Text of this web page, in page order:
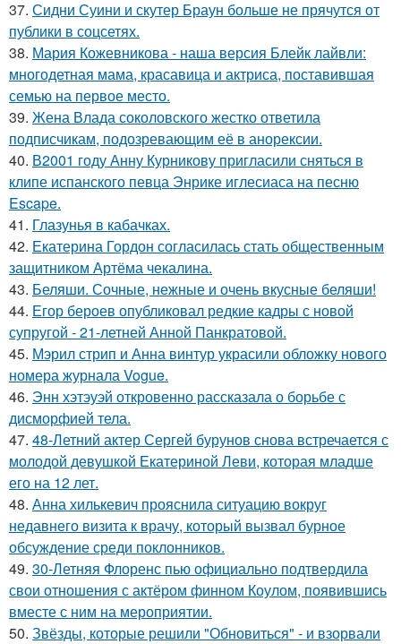
37. Сидни Суини и скутер Браун больше не прячутся от
публики в соцсетях.
38. Мария Кожевникова - наша версия Блейк лайвли:
многодетная мама, красавица и актриса, поставившая
семью на первое место.
39. Жена Влада соколовского жестко ответила
подписчикам, подозревающим её в анорексии.
40. В2001 году Анну Курникову пригласили сняться в
клипе испанского певца Энрике иглесиаса на песню
Escape.
41. Глазунья в кабачках.
42. Екатерина Гордон согласилась стать общественным
защитником Артёма чекалина.
43. Беляши. Сочные, нежные и очень вкусные беляши!
44. Егор бероев опубликовал редкие кадры с новой
супругой - 21-летней Анной Панкратовой.
45. Мэрил стрип и Анна винтур украсили обложку нового
номера журнала Vogue.
46. Энн хэтэуэй откровенно рассказала о борьбе с
дисморфией тела.
47. 48-Летний актер Сергей бурунов снова встречается с
молодой девушкой Екатериной Леви, которая младше
его на 12 лет.
48. Анна хилькевич прояснила ситуацию вокруг
недавнего визита к врачу, который вызвал бурное
обсуждение среди поклонников.
49. 30-Летняя Флоренс пью официально подтвердила
свои отношения с актёром финном Коулом, появившись
вместе с ним на мероприятии.
50. Звёзды, которые решили "Обновиться" - и взорвали